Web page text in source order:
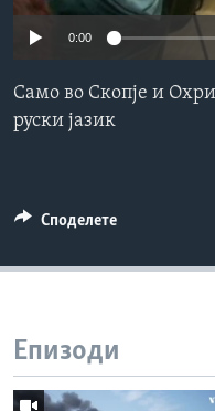
0:00
Само во Скопје и
руски јазик
Споделете
Епизоди